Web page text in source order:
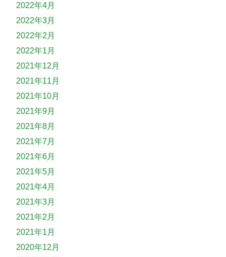
2022年4月
2022年3月
2022年2月
2022年1月
2021年12月
2021年11月
2021年10月
2021年9月
2021年8月
2021年7月
2021年6月
2021年5月
2021年4月
2021年3月
2021年2月
2021年1月
2020年12月